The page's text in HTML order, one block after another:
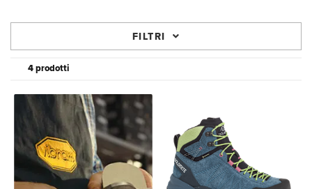
FILTRI
4 prodotti